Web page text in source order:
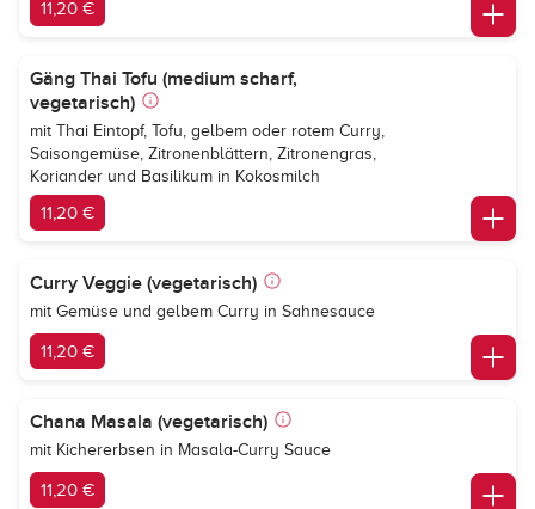
11,20 €
Gäng Thai Tofu (medium scharf,
vegetarisch)
mit Thai Eintopf, Tofu, gelbem oder rotem Curry,
Saisongemüse, Zitronenblättern, Zitronengras,
Koriander und Basilikum in Kokosmilch
11,20 €
Curry Veggie (vegetarisch)
mit Gemüse und gelbem Curry in Sahnesauce
11,20 €
Chana Masala (vegetarisch)
mit Kichererbsen in Masala-Curry Sauce
11,20 €